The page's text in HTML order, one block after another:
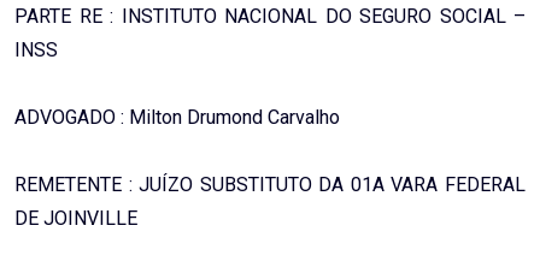
PARTE RE : INSTITUTO NACIONAL DO SEGURO SOCIAL –
INSS
ADVOGADO : Milton Drumond Carvalho
REMETENTE : JUÍZO SUBSTITUTO DA 01A VARA FEDERAL
DE JOINVILLE